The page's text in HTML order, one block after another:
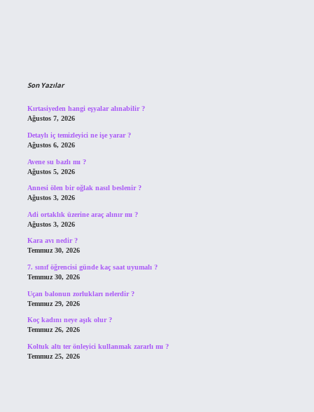
Son Yazılar
Kırtasiyeden hangi eşyalar alınabilir ?
Ağustos 7, 2026
Detaylı iç temizleyici ne işe yarar ?
Ağustos 6, 2026
Avene su bazlı mı ?
Ağustos 5, 2026
Annesi ölen bir oğlak nasıl beslenir ?
Ağustos 3, 2026
Adi ortaklık üzerine araç alınır mı ?
Ağustos 3, 2026
Kara avı nedir ?
Temmuz 30, 2026
7. sınıf öğrencisi günde kaç saat uyumalı ?
Temmuz 30, 2026
Uçan balonun zorlukları nelerdir ?
Temmuz 29, 2026
Koç kadını neye aşık olur ?
Temmuz 26, 2026
Koltuk altı ter önleyici kullanmak zararlı mı ?
Temmuz 25, 2026